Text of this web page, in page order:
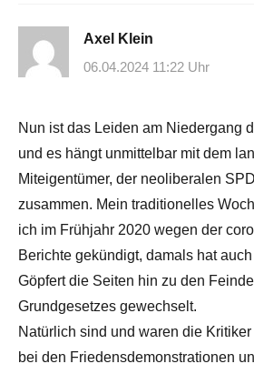
Axel Klein
06.04.2024 11:22 Uhr
Nun ist das Leiden am Niedergang
und es hängt unmittelbar mit dem
Miteigentümer, der neoliberalen
zusammen. Mein traditionelles
ich im Frühjahr 2020 wegen der
Berichte gekündigt, damals hat
Göpfert die Seiten hin zu den
Grundgesetzes gewechselt.
Natürlich sind und waren die
bei den Friedensdemonstrationen